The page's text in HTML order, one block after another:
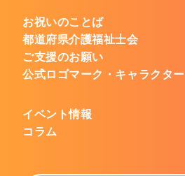
お祝いのことば
都道府県介護福祉士会
ご支援のお願い
公式ロゴマーク・キャラクター
イベント情報
コラム